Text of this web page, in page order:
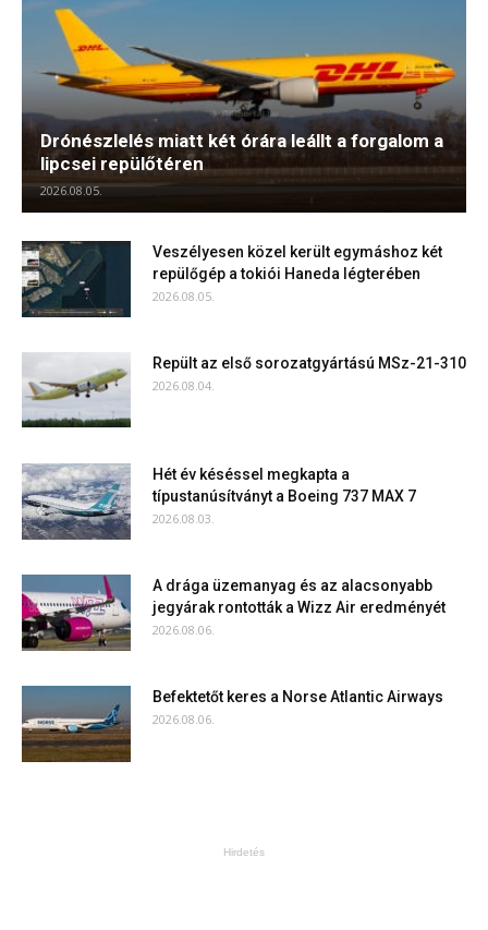
Drónészlelés miatt két órára leállt a forgalom a
lipcsei repülőtéren
2026.08.05.
Veszélyesen közel került egymáshoz két
repülőgép a tokiói Haneda légterében
2026.08.05.
Repült az első sorozatgyártású MSz-21-310
2026.08.04.
Hét év késéssel megkapta a
típustanúsítványt a Boeing 737 MAX 7
2026.08.03.
A drága üzemanyag és az alacsonyabb
jegyárak rontották a Wizz Air eredményét
2026.08.06.
Befektetőt keres a Norse Atlantic Airways
2026.08.06.
Hirdetés